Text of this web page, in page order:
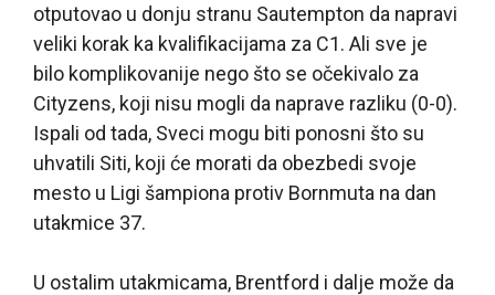
otputovao u donju stranu Sautempton da napravi
veliki korak ka kvalifikacijama za C1. Ali sve je
bilo komplikovanije nego što se očekivalo za
Cityzens, koji nisu mogli da naprave razliku (0-0).
Ispali od tada, Sveci mogu biti ponosni što su
uhvatili Siti, koji će morati da obezbedi svoje
mesto u Ligi šampiona protiv Bornmuta na dan
utakmice 37.
U ostalim utakmicama, Brentford i dalje može da